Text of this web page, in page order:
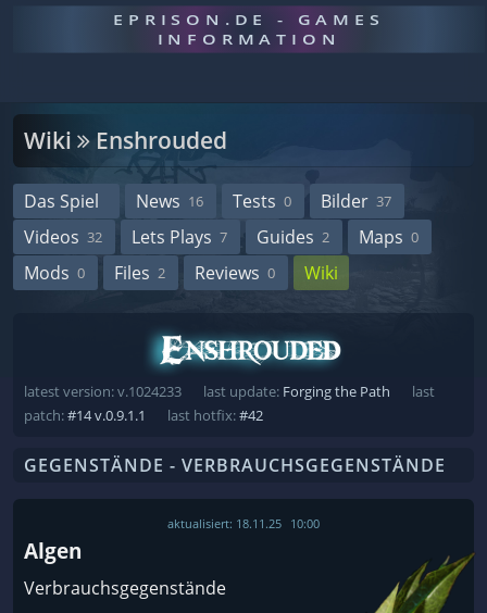
EPRISON.DE - GAMES
INFORMATION
Wiki Enshrouded
Das Spiel News 16 Tests 0 Bilder 37
Videos 32 Lets Plays 7 Guides 2 Maps 0
Mods 0 Files 2 Reviews 0 Wiki
latest version: v.1024233 last update: Forging the Path
last
patch:#14 v.0.9.1.1 last hotfix:#42
GEGENSTÄNDE - VERBRAUCHSGEGENSTÄNDE
aktualisiert: 18.11.25 10:00
Algen
Verbrauchsgegenstände